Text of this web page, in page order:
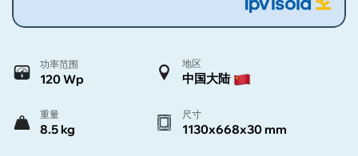
功率范围
120 Wp
地区
中国大陆
重量
8.5 kg
尺寸
1130x668x30 mm